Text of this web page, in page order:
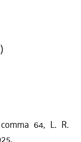
64, L. R.